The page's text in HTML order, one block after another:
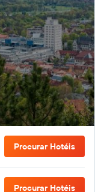
Procurar Hotéis
Procurar Hotéis